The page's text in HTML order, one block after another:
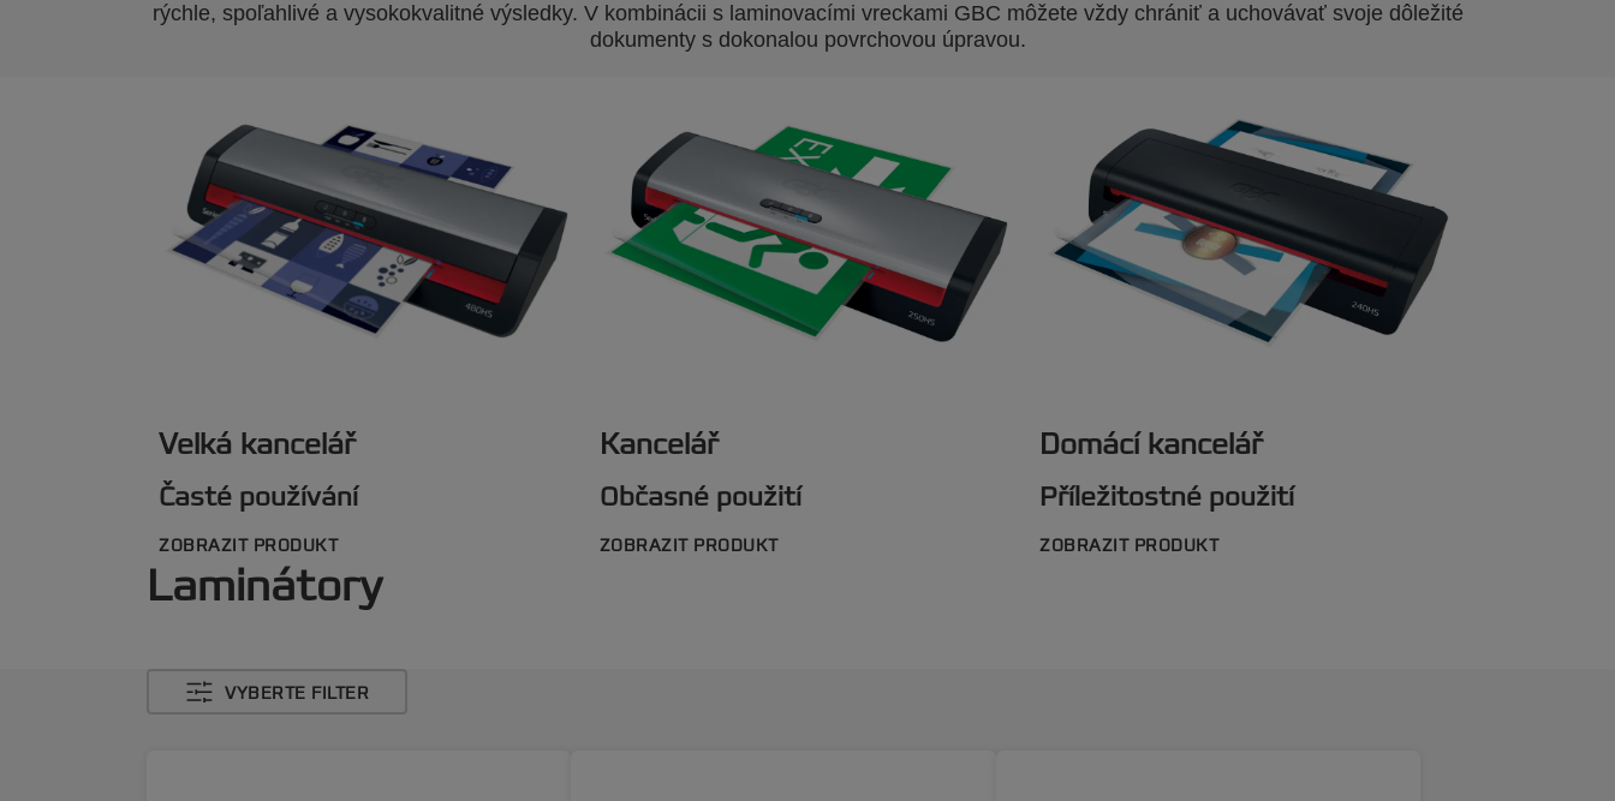
rýchle, spoľahlivé a vysokokvalitné výsledky. V kombinácii s laminovacími vreckami GBC môžete vždy chrániť a uchovávať svoje dôležité
dokumenty s dokonalou povrchovou úpravou.
Velká kancelář
Časté používání
ZOBRAZIT PRODUKT
Kancelář
Občasné použití
ZOBRAZIT PRODUKT
Domácí kancelář
Příležitostné použití
ZOBRAZIT PRODUKT
Laminátory
VYBERTE FILTER